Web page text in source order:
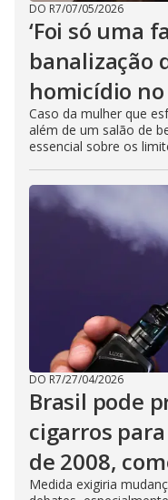
DO R7/07/05/2026
‘Foi só uma
banalização
homicídio no
Caso da mulher que
além de um salão de
essencial sobre os
DO R7/27/04/2026
Brasil pode
cigarros
de 2008,
Medida exigiria